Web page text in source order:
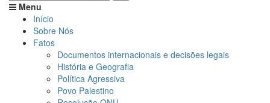
Menu
Início
Sobre Nós
Fatos
Documentos internacionais e decisões legais
História e Geografia
Política Agressiva
Povo Palestino